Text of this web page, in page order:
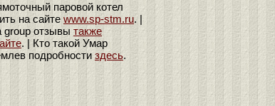
паровой котел
на сайте www.sp-stm.ru. |
group отзывы также
. | Кто такой Умар
подробности здесь.